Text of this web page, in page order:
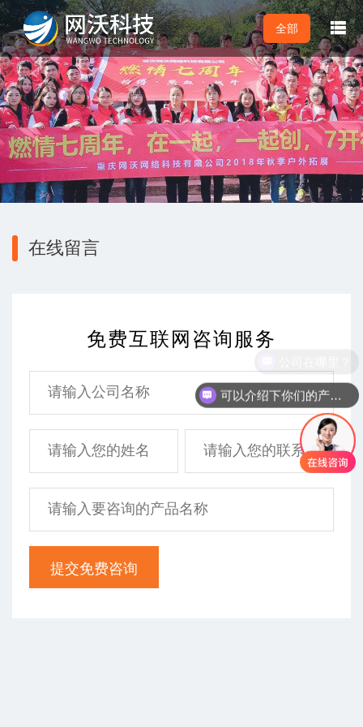

全部
在线留言
免费互联网咨询服务
可以介绍下你们的产品么？